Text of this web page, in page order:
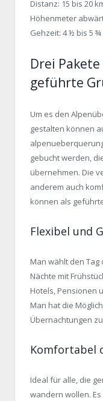
Distanz: 15 bis 20
Höhenmeter
Gehzeit: 4 ½ bis 5 ¾
Drei
geführte
Um es den
gestalten können
gebucht werden,
übernehmen. Die
anderem auch
können als
Flexibel und
Man wählt den
Nächte mit
Hotels, Pensionen
Man hat die
Übernachtungen
Komfortabel
Ideal für alle, die
wandern wollen.